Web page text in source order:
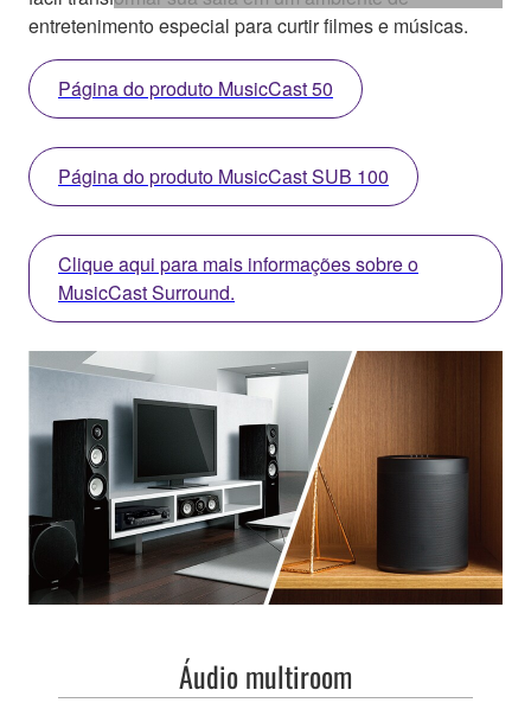
entretenimento especial para curtir filmes e músicas.
Página do produto MusicCast 50
Página do produto MusicCast SUB 100
Clique aqui para mais informações sobre o
MusicCast Surround.
Áudio multiroom